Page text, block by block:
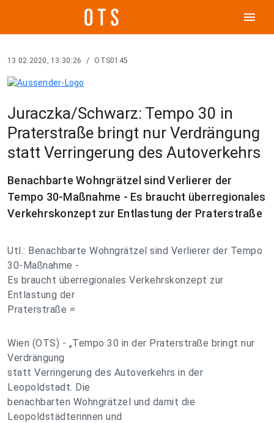
menu
13.02.2020, 13:30:26 / OTS0145
Juraczka/Schwarz: Tempo 30 in
Praterstraße bringt nur Verdrängung
statt Verringerung des Autoverkehrs
Benachbarte Wohngrätzel sind Verlierer der
Tempo 30-Maßnahme - Es braucht überregionales
Verkehrskonzept zur Entlastung der Praterstraße
Utl.: Benachbarte Wohngrätzel sind Verlierer der Tempo
30-Maßnahme -
Es braucht überregionales Verkehrskonzept zur
Entlastung der
Praterstraße =
Wien (OTS) - „Tempo 30 in der Praterstraße bringt nur
Verdrängung
statt Verringerung des Autoverkehrs in der
Leopoldstadt. Die
benachbarten Wohngrätzel und damit die
Leopoldstädterinnen und